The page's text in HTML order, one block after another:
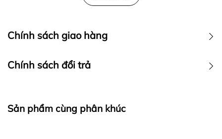
có thể sử dụng tại nhà. Đối với phòng tập thì bạn
Chính sách giao hàng
Chính sách đổi trả
Sản phẩm cùng phân khúc